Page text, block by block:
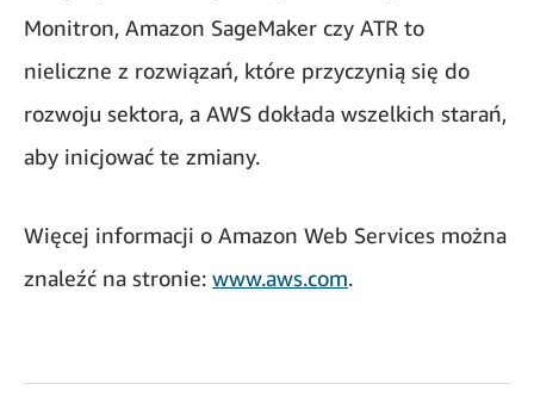
Monitron, Amazon SageMaker czy ATR to
nieliczne z rozwiązań, które przyczynią się do
rozwoju sektora, a AWS dokłada wszelkich starań,
aby inicjować te zmiany.
Więcej informacji o Amazon Web Services można
znaleźć na stronie: www.aws.com.